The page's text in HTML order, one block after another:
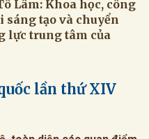
Lâm: Khoa học, công
sáng tạo và chuyển
lực trung tâm của
lần thứ XIV